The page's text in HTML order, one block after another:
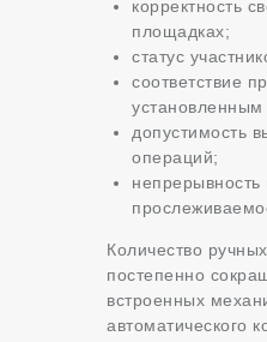
корректность
площадках;
статус
соответствие
допустимость
операций;
непрерывность
Количество
постепенно
встроенных
автоматического